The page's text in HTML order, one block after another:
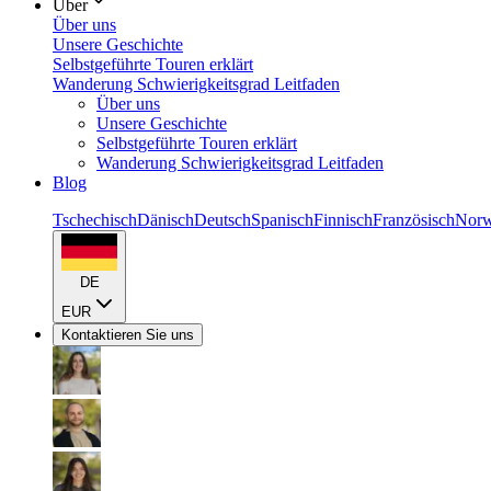
Über
Über uns
Unsere Geschichte
Selbstgeführte Touren erklärt
Wanderung Schwierigkeitsgrad Leitfaden
Über uns
Unsere Geschichte
Selbstgeführte Touren erklärt
Wanderung Schwierigkeitsgrad Leitfaden
Blog
TschechischDänischDeutschSpanischFinnischFranzösisch
DE
EUR
Kontaktieren Sie uns